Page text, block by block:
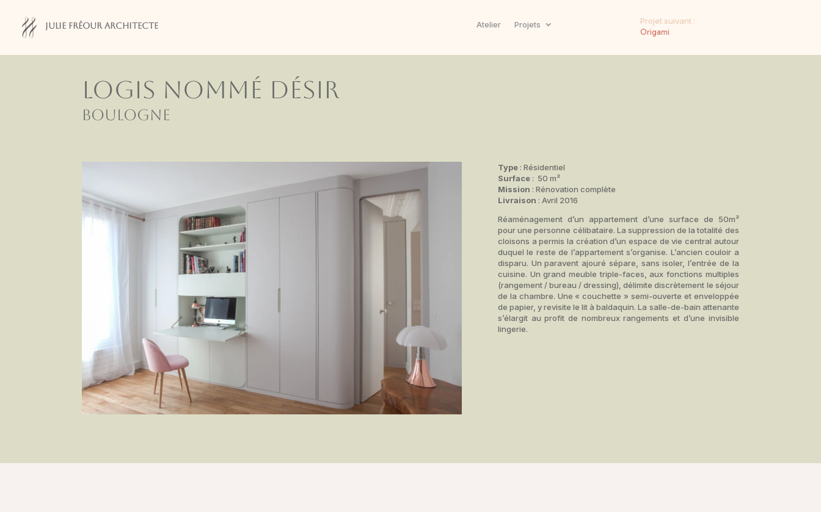
Julie Fréour Architecte Atelier Projets Projet suivant :
Origami
Logis nommé désir
Boulogne
Type: Résidentiel
Surface: 50 m²
Mission : Rénovation complète
Livraison : Avril 2016
Réaménagement d’un appartement d’une surface de 50m²
pour une personne célibataire. La suppression de la totalité des
cloisons a permis la création d’un espace de vie central autour
duquel le reste de l’appartement s’organise. L’ancien couloir a
disparu. Un paravent ajouré sépare, sans isoler, l’entrée de la
cuisine. Un grand meuble triple-faces, aux fonctions multiples
(rangement / bureau / dressing), délimite discrètement le séjour
de la chambre. Une « couchette » semi-ouverte et enveloppée
de papier, y revisite le lit à baldaquin. La salle-de-bain attenante
s’élargit au profit de nombreux rangements et d’une invisible
lingerie.